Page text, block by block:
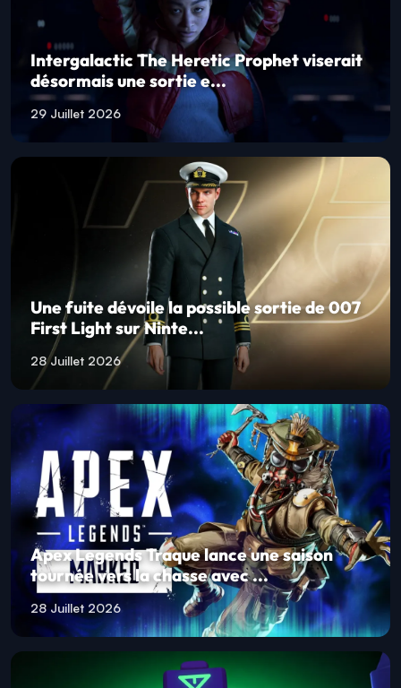
Intergalactic The Heretic Prophet viserait
désormais une sortie e...
29 Juillet 2026
Une fuite dévoile la possible sortie de 007
First Light sur Ninte...
28 Juillet 2026
Apex Legends Traque lance une saison
tournée vers la chasse avec ...
28 Juillet 2026